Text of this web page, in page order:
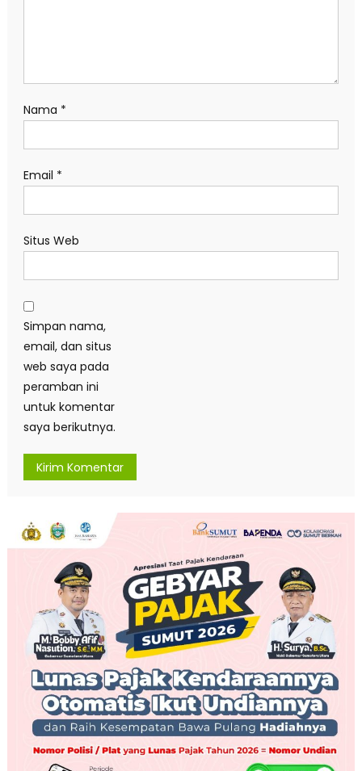
Nama *
Email *
Situs Web
Simpan nama,
email, dan situs
web saya pada
peramban ini
untuk komentar
saya berikutnya.